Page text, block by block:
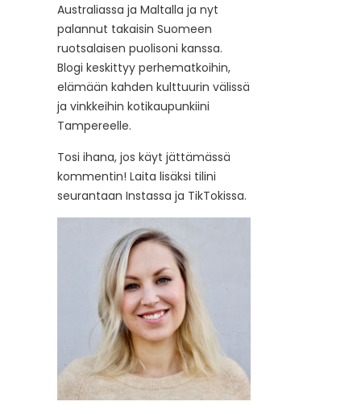
Australiassa ja Maltalla ja nyt
palannut takaisin Suomeen
ruotsalaisen puolisoni kanssa.
Blogi keskittyy perhematkoihin,
elämään kahden kulttuurin välissä
ja vinkkeihin kotikaupunkiini
Tampereelle.
Tosi ihana, jos käyt jättämässä
kommentin! Laita lisäksi tilini
seurantaan Instassa ja TikTokissa.